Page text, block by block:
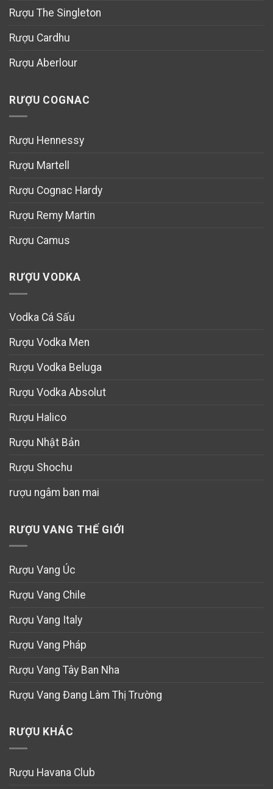
Rượu The Singleton
Rượu Cardhu
Rượu Aberlour
RƯỢU COGNAC
Rượu Hennessy
Rượu Martell
Rượu Cognac Hardy
Rượu Remy Martin
Rượu Camus
RƯỢU VODKA
Vodka Cá Sấu
Rượu Vodka Men
Rượu Vodka Beluga
Rượu Vodka Absolut
Rượu Halico
Rượu Nhật Bản
Rượu Shochu
rượu ngâm ban mai
RƯỢU VANG THẾ GIỚI
Rượu Vang Úc
Rượu Vang Chile
Rượu Vang Italy
Rượu Vang Pháp
Rượu Vang Tây Ban Nha
Rượu Vang Đang Làm Thị Trường
RƯỢU KHÁC
Rượu Havana Club